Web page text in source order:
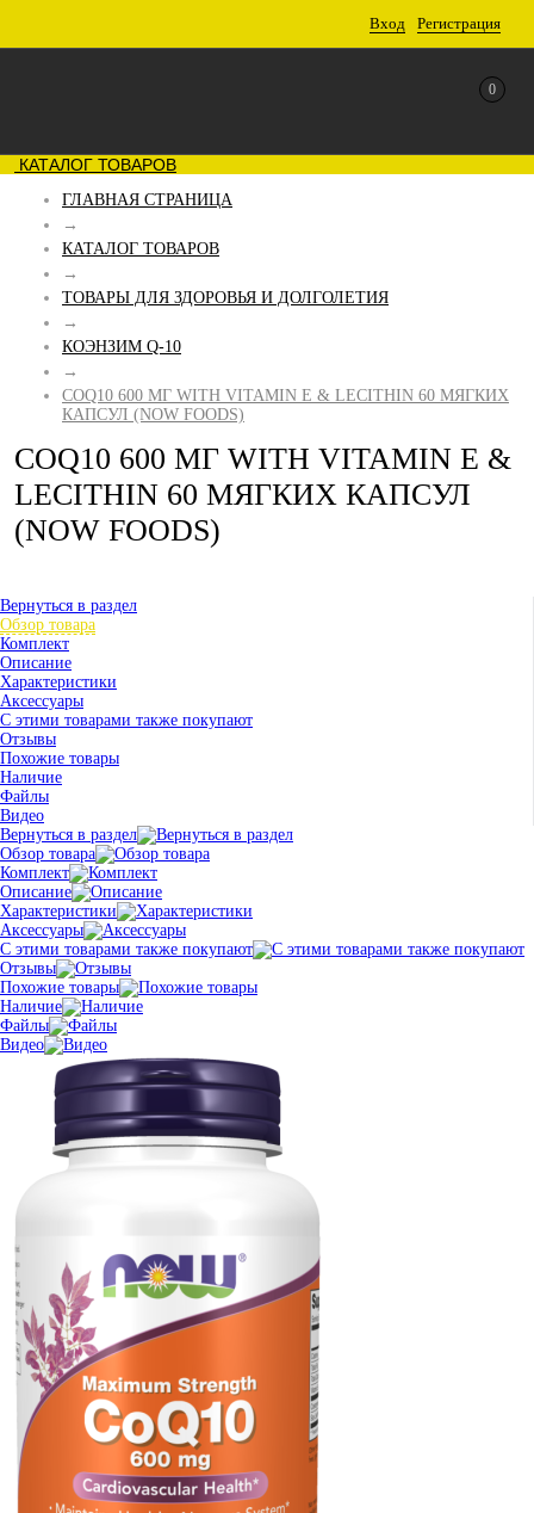
Вход Регистрация
0
КАТАЛОГ ТОВАРОВ
ГЛАВНАЯ СТРАНИЦА
→
КАТАЛОГ ТОВАРОВ
→
ТОВАРЫ ДЛЯ ЗДОРОВЬЯ И ДОЛГОЛЕТИЯ
→
КОЭНЗИМ Q-10
→
COQ10 600 МГ WITH VITAMIN E & LECITHIN 60 МЯГКИХ
КАПСУЛ (NOW FOODS)
COQ10 600 МГ WITH VITAMIN E &
LECITHIN 60 МЯГКИХ КАПСУЛ
(NOW FOODS)
Вернуться в раздел
Обзор товара
Комплект
Описание
Характеристики
Аксессуары
С этими товарами также покупают
Отзывы
Похожие товары
Наличие
Файлы
Видео
Вернуться в раздел
Обзор товара
Комплект
Описание
Характеристики
Аксессуары
С этими товарами также покупают
Отзывы
Похожие товары
Наличие
Файлы
Видео